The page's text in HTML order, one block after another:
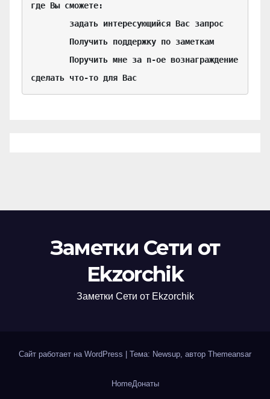
где Вы сможете:
сделать что-то для Вас
Заметки Сети от
Ekzorchik
Заметки Сети от Ekzorchik
Сайт работает на WordPress Тема: Newsup, автор Themeansar
HomeДонаты